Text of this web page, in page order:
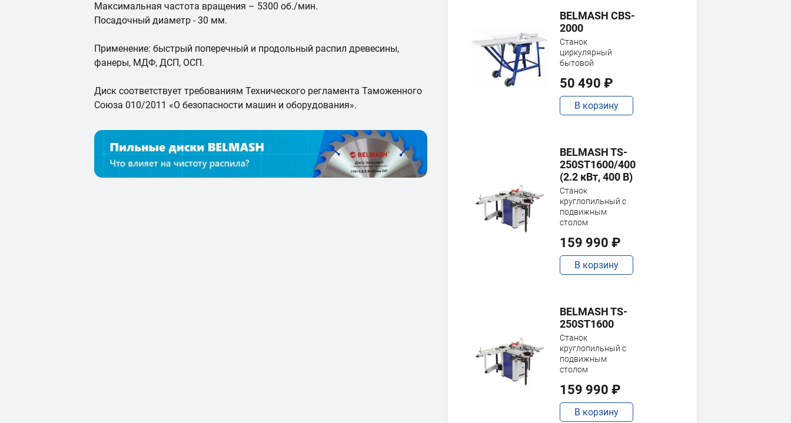
Максимальная частота вращения – 5300 об./мин.
Посадочный диаметр - 30 мм.
Применение: быстрый поперечный и продольный распил древесины,
фанеры, МДФ, ДСП, ОСП.
Диск соответствует требованиям Технического регламента Таможенного
Союза 010/2011 «О безопасности машин и оборудования».
BELMASH CBS-
2000
Станок
циркулярный
бытовой
50 490 ₽
В корзину
BELMASH TS-
250ST1600/400
(2.2 кВт, 400 В)
Станок
круглопильный с
подвижным
столом
159 990 ₽
В корзину
BELMASH TS-
250ST1600
Станок
круглопильный с
подвижным
столом
159 990 ₽
В корзину